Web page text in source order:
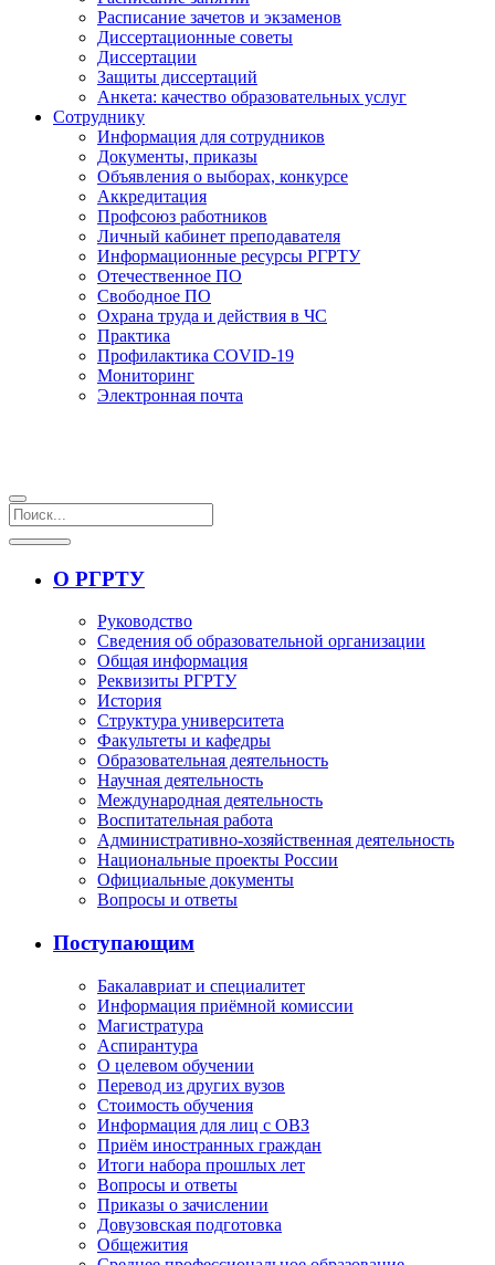
Расписание зачетов и экзаменов
Диссертационные советы
Диссертации
Защиты диссертаций
Анкета: качество образовательных услуг
Сотруднику
Информация для сотрудников
Документы, приказы
Объявления о выборах, конкурсе
Аккредитация
Профсоюз работников
Личный кабинет преподавателя
Информационные ресурсы РГРТУ
Отечественное ПО
Свободное ПО
Охрана труда и действия в ЧС
Практика
Профилактика COVID-19
Мониторинг
Электронная почта
О РГРТУ
Руководство
Сведения об образовательной организации
Общая информация
Реквизиты РГРТУ
История
Структура университета
Факультеты и кафедры
Образовательная деятельность
Научная деятельность
Международная деятельность
Воспитательная работа
Административно-хозяйственная деятельность
Национальные проекты России
Официальные документы
Вопросы и ответы
Поступающим
Бакалавриат и специалитет
Информация приёмной комиссии
Магистратура
Аспирантура
О целевом обучении
Перевод из других вузов
Стоимость обучения
Информация для лиц с ОВЗ
Приём иностранных граждан
Итоги набора прошлых лет
Вопросы и ответы
Приказы о зачислении
Довузовская подготовка
Общежития